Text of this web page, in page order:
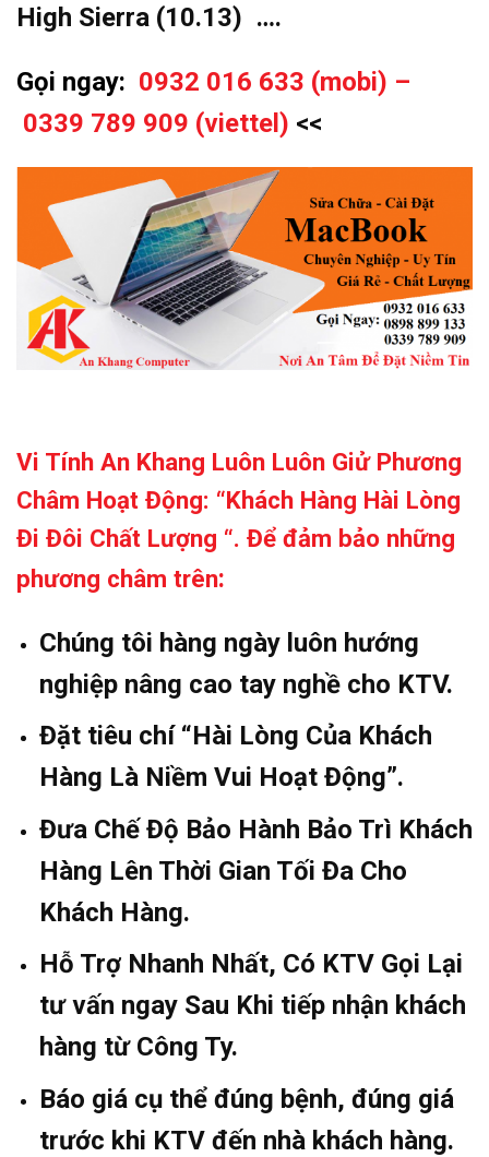
High Sierra (10.13) ….
Gọi ngay: 0932 016 633 (mobi) –
0339 789 909 (viettel) <<
Vi Tính An Khang Luôn Luôn Giử Phương
Châm Hoạt Động: “Khách Hàng Hài Lòng
Đi Đôi Chất Lượng “. Để đảm bảo những
phương châm trên:
Chúng tôi hàng ngày luôn hướng
nghiệp nâng cao tay nghề cho KTV.
Đặt tiêu chí “Hài Lòng Của Khách
Hàng Là Niềm Vui Hoạt Động”.
Đưa Chế Độ Bảo Hành Bảo Trì Khách
Hàng Lên Thời Gian Tối Đa Cho
Khách Hàng.
Hỗ Trợ Nhanh Nhất, Có KTV Gọi Lại
tư vấn ngay Sau Khi tiếp nhận khách
hàng từ Công Ty.
Báo giá cụ thể đúng bệnh, đúng giá
trước khi KTV đến nhà khách hàng.